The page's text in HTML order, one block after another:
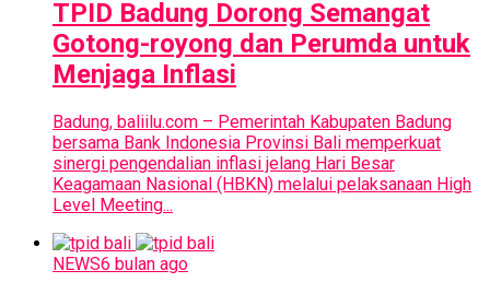
TPID Badung Dorong Semangat
Gotong-royong dan Perumda untuk
Menjaga Inflasi
Badung, baliilu.com – Pemerintah Kabupaten Badung
bersama Bank Indonesia Provinsi Bali memperkuat
sinergi pengendalian inflasi jelang Hari Besar
Keagamaan Nasional (HBKN) melalui pelaksanaan High
Level Meeting...
NEWS6 bulan ago